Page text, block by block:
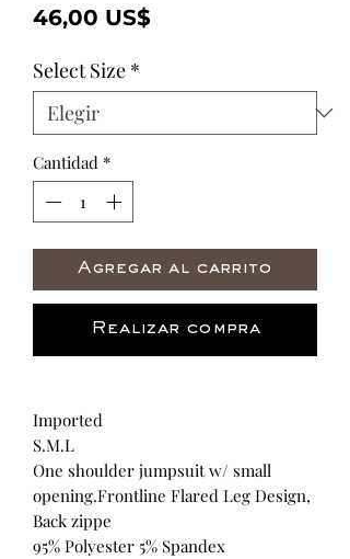
46,00 US$Precio
Select Size *
Cantidad *
Agregar al carrito
Realizar compra
Imported
S.M.L
One shoulder jumpsuit w/ small
opening.Frontline Flared Leg Design,
Back zippe
95% Polyester 5% Spandex